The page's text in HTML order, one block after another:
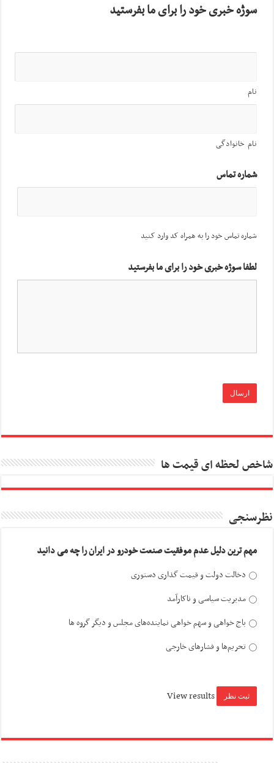
سوژه خبری خود را برای ما بفرستید
نام
نام خانوادگی
شماره تماس
شماره تماس خود را به همراه کد وارد کنید
لطفا سوژه خبری خود را برای ما بفرستید
شاخص لحظه ای قیمت ها
نظرسنجی
مهم ترین دلیل عدم موفقیت صنعت خودرو در ایران را چه می دانید
دخالت دولت و قیمت گذاری دستوری
مدیریت سیاسی و ناکارآمد
باج خواهی و سهم خواهی نماینده‌های مجلس و دیگر گروه ها
تحریم‌ها و فشارهای خارجی
View results